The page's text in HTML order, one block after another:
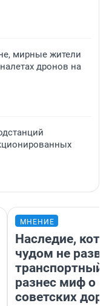
мирные жители
дронов на
МНЕНИЕ
Наследие,
чудом не
транспортный
разнес миф о
советских